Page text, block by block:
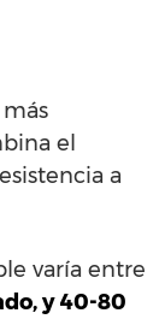
el
a
varía entre
y 40-80